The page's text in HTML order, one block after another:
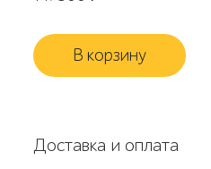
В корзину
Доставка и оплата